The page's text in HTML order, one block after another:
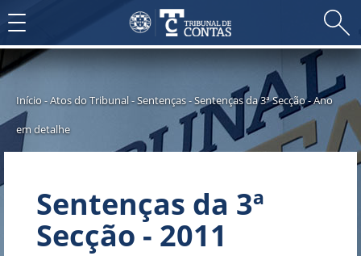
Toggle
navigation
Início-Atos do Tribunal-Sentenças-Sentenças da 3ª Secção-Ano
em detalhe
Sentenças da 3ª
Secção - 2011